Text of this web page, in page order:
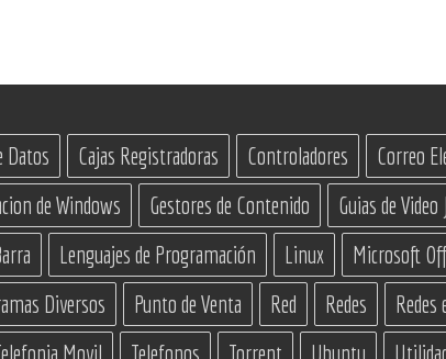
Datos Cajas Registradoras Controladores Correo
de Windows Gestores de Contenido Guias de Video
Lenguajes de Programación Linux Microsoft
Diversos Punto de Venta Red Redes